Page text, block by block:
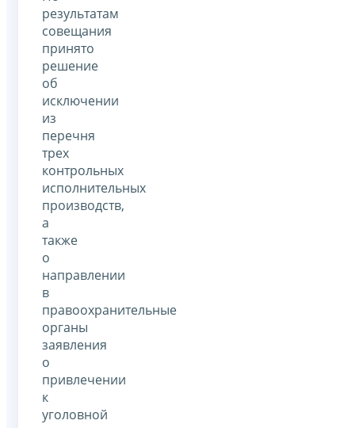
результатам
совещания
принято
решение
об
исключении
из
перечня
трех
контрольных
исполнительных
производств,
а
также
о
направлении
в
правоохранительные
органы
заявления
о
привлечении
к
уголовной